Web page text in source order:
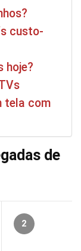
custo-
hoje?
tela com
de
2